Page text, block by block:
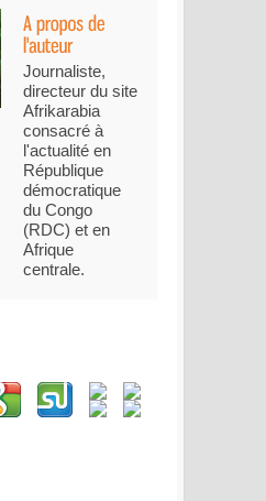
Journaliste,
directeur du site
Afrikarabia
consacré à
l'actualité en
République
démocratique
du Congo
(RDC) et en
Afrique
centrale.